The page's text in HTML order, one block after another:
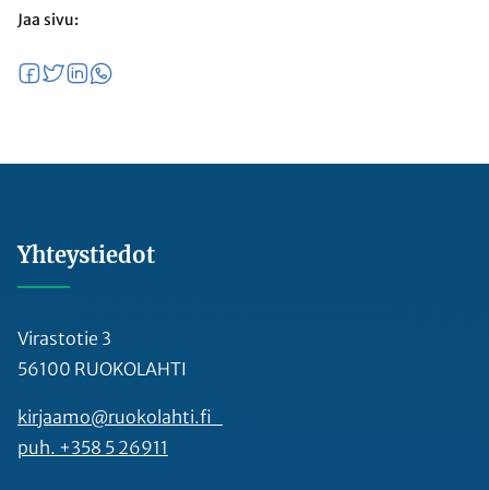
Jaa sivu:
Yhteystiedot
Virastotie 3
56100 RUOKOLAHTI
kirjaamo@ruokolahti.fi
puh. +358 5 26911